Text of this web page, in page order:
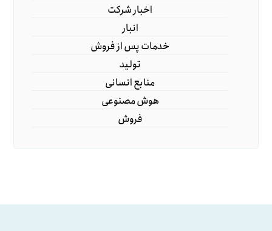
اخبار شرکت
انبار
خدمات پس از فروش
تولید
منابع انسانی
هوش مصنوعی
فروش